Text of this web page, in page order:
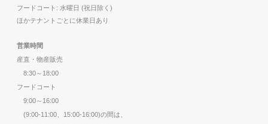
フードコート: 水曜日 (祝日除く)
ほかテナントごとに休業日あり
営業時間
産直・物産販売
8:30～18:00
フードコート
9:00～16:00
(9:00-11:00、15:00-16:00)の間は、